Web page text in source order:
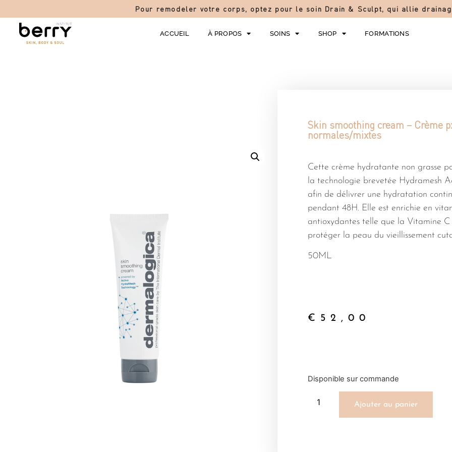
Pour remodeler votre corps, optez pour le soin Drain & Sculpt, qui allie
ACCUEIL À PROPOS SOINS SHOP FORMATIONS
Skin smoothing cream – Crème
normales/mixtes
Cette crème hydratante non grasse
la technologie brevetée Hydramesh
afin de délivrer une hydratation
pendant 48H. Elle est enrichie en
antioxydantes telle que la Vitamine C
protéger la peau du vieillissement
50ML
€ 52,00
Disponible sur commande
Ajouter au panier